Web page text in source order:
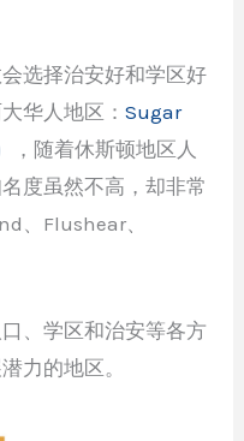
选择治安好和学区好
华人地区：Sugar
，随着休斯顿地区人
度虽然不高，却非常
、Flushear、
、学区和治安等各方
力的地区。